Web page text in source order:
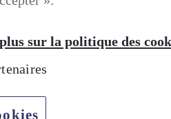
sur la politique des